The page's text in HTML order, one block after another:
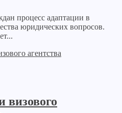
процесс адаптации в
юридических вопросов.
визового